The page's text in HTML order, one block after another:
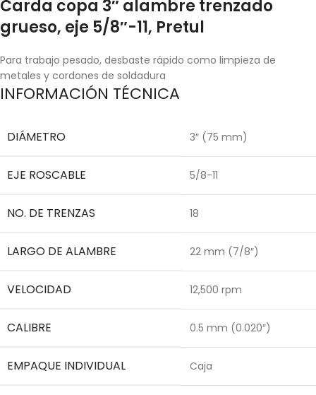
Carda copa 3″ alambre trenzado
grueso, eje 5/8″-11, Pretul
Para trabajo pesado, desbaste rápido como limpieza de
metales y cordones de soldadura
INFORMACIÓN TÉCNICA
DIÁMETRO 3″ (75 mm)
EJE ROSCABLE 5/8-11
NO. DE TRENZAS 18
LARGO DE ALAMBRE 22 mm (7/8″)
VELOCIDAD 12,500 rpm
CALIBRE 0.5 mm (0.020″)
EMPAQUE INDIVIDUAL Caja